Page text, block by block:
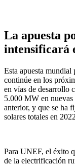
La apuesta
intensificará
Esta apuesta
continúe en los
en vías de desarrollo
5.000 MW en
anterior, y que se ha
solares totales en
Para UNEF, el éxito
de la electrificación